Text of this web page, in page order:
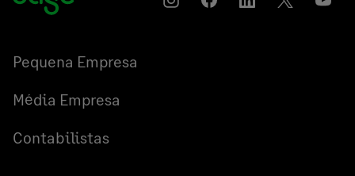
InstagramCompartilharCompartilhar
Pequena Empresa
Média Empresa
Contabilistas